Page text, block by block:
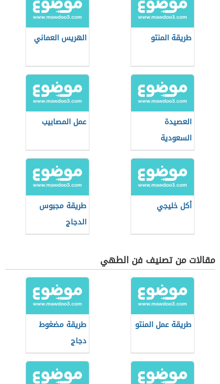
طريقة المنتو الهريس العماني
العصيدة
السعودية
عمل المصابيب
أكل خليجي
طريقة مجبوس
الدجاج
مقالات من تصنيف فن الطهي
طريقة عمل المنتو
طريقة مضغوط
دجاج